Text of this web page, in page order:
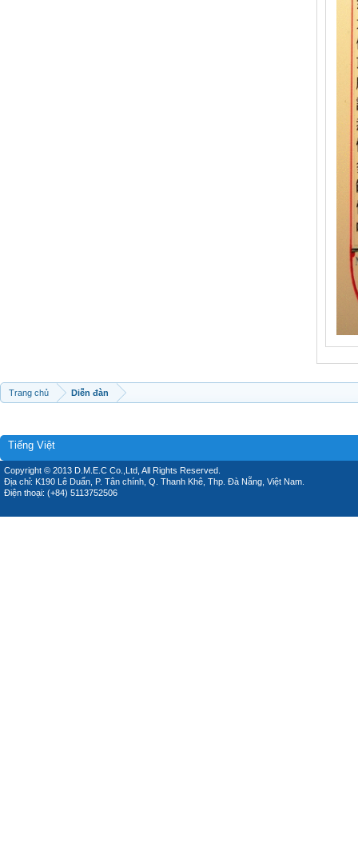
Trang chủ Diễn đàn
Tiếng Việt
Copyright © 2013 D.M.E.C Co.,Ltd, All Rights Reserved.
Địa chỉ: K190 Lê Duẩn, P. Tân chính, Q. Thanh Khê, Thp. Đà Nẵng, Việt Nam.
Điện thoại: (+84) 5113752506